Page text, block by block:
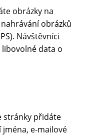
obrázky na
obrázků
Návštěvníci
data o
stránky přidáte
e-mailové